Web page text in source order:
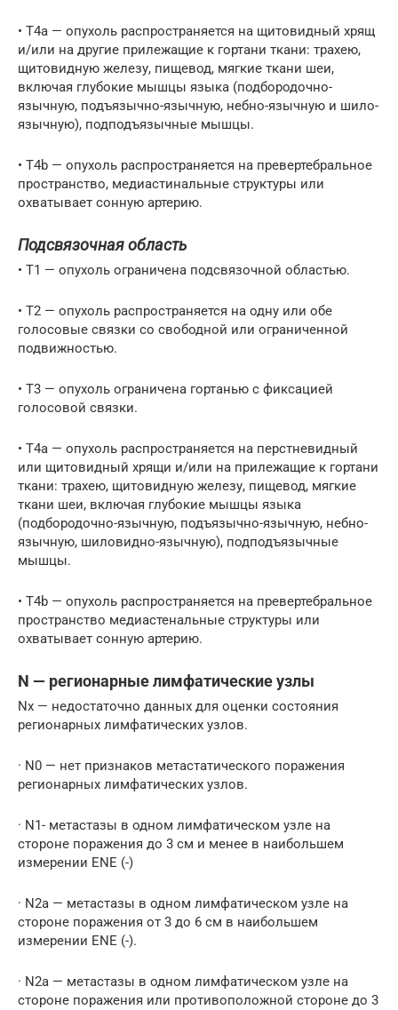
• Т4а — опухоль распространяется на щитовидный хрящ
и/или на другие прилежащие к гортани ткани: трахею,
щитовидную железу, пищевод, мягкие ткани шеи,
включая глубокие мышцы языка (подбородочно-
язычную, подъязычно-язычную, небно-язычную и шило-
язычную), подподъязычные мышцы.
• Т4b — опухоль распространяется на превертебральное
пространство, медиастинальные структуры или
охватывает сонную артерию.
Подсвязочная область
• T1 — опухоль ограничена подсвязочной областью.
• Т2 — опухоль распространяется на одну или обе
голосовые связки со свободной или ограниченной
подвижностью.
• Т3 — опухоль ограничена гортанью с фиксацией
голосовой связки.
• Т4а — опухоль распространяется на перстневидный
или щитовидный хрящи и/или на прилежащие к гортани
ткани: трахею, щитовидную железу, пищевод, мягкие
ткани шеи, включая глубокие мышцы языка
(подбородочно-язычную, подъязычно-язычную, небно-
язычную, шиловидно-язычную), подподъязычные
мышцы.
• Т4b — опухоль распространяется на превертебральное
пространство медиастенальные структуры или
охватывает сонную артерию.
N — регионарные лимфатические узлы
Nх — недостаточно данных для оценки состояния
регионарных лимфатических узлов.
· N0 — нет признаков метастатического поражения
регионарных лимфатических узлов.
· N1- метастазы в одном лимфатическом узле на
стороне поражения до 3 см и менее в наибольшем
измерении ENE (-)
· N2a — метастазы в одном лимфатическом узле на
стороне поражения от 3 до 6 см в наибольшем
измерении ENE (-).
· N2a — метастазы в одном лимфатическом узле на
стороне поражения или противоположной стороне до 3